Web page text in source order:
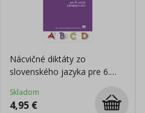
Nácvičné diktáty zo
slovenského jazyka pre 6.
Skladom
4,95 €